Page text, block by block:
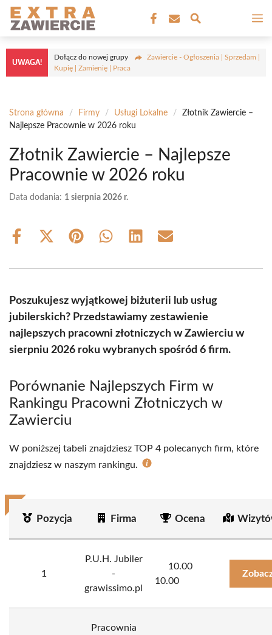
Przejdź
treści
UWAGA!
Dołącz do nowej grupy
Zawiercie - Ogłoszenia | Sprzedam |
Kupię | Zamienię | Praca
Strona główna / Firmy / Usługi Lokalne /
Złotnik Zawiercie –
Najlepsze Pracownie w 2026 roku
Złotnik Zawiercie – Najlepsze
Pracownie w 2026 roku
Data dodania: 1 sierpnia 2026 r.
Share
Share
(Twitter)
Share Share Share Share
Poszukujesz wyjątkowej biżuterii lub usług
jubilerskich? Przedstawiamy zestawienie
najlepszych pracowni złotniczych w Zawierciu w
sierpniu 2026 roku wybranych spośród 6 firm.
Porównanie Najlepszych Firm w
Rankingu Pracowni Złotniczych w
Zawierciu
W poniższej tabeli znajdziesz TOP 4 polecanych firm, które
znajdziesz w naszym rankingu.
Pozycja Firma Ocena
1
P.U.H. Jubiler
-
grawissimo.pl
10.00
10.00
Pracownia